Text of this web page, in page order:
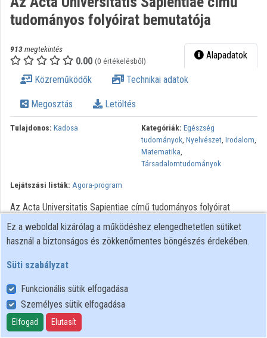
Intézményi felfedezés
Intézményi listák
Intézmények
Közreműködők
tudományos folyóirat bemutatója
913megtekintés
0.00 (0 értékelésből) Alapadatok
Közreműködők Technikai adatok
Megosztás Letöltés
Tulajdonos: Kadosa Kategóriák: Egészség
tudományok, Nyelvészet, Irodalom,
Matematika,
Társadalomtudományok
Lejátszási listák: Agora-program
Az Acta Universitatis Sapientiae című tudományos folyóirat
bemutatója, amelyre a lap alapításának 10. évfordulója alkalmából
került sor. A rendezvényt köszöntötte: Monok István, az MTA
Sapientia EMTE rektora és Kása Zoltán, a Scientia Kiadó
Sapientiae sorozatainak szerkesztői Moderátor: Sorbán Angella
kutatási osztályvezető
Ez a weboldal kizárólag a működéshez elengedhetetlen sütiket
használ a biztonságos és zökkenőmentes böngészés érdekében.
Süti szabályzat
Funkcionális sütik elfogadása
Személyes sütik elfogadása
Elfogad Elutasít